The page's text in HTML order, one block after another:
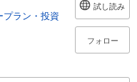
プラン・投資
試し読み
フォロー